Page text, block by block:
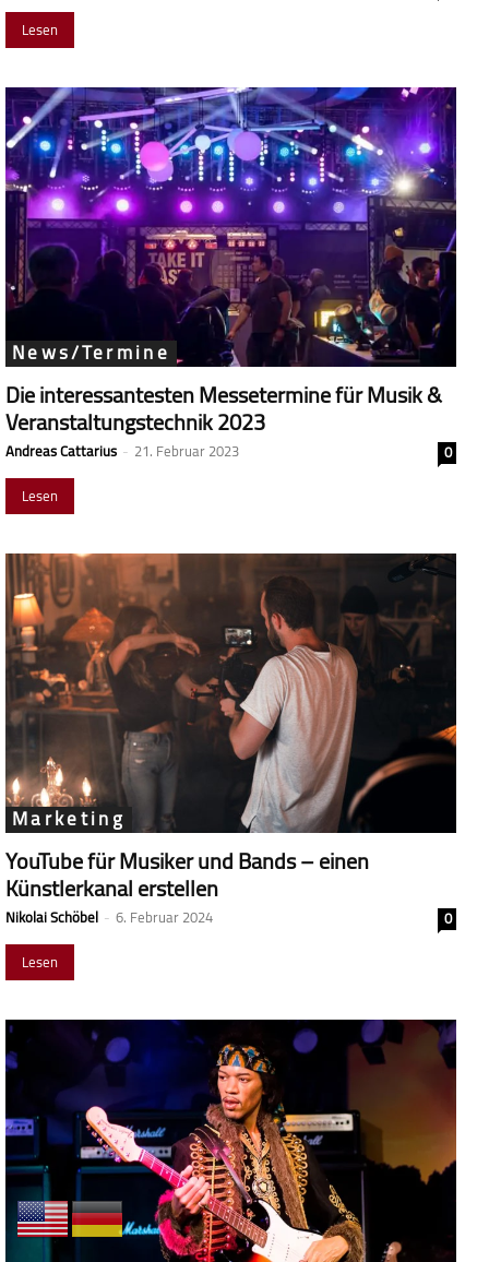
Lesen
News/Termine
Die interessantesten Messetermine für Musik &
Veranstaltungstechnik 2023
Andreas Cattarius - 21. Februar 2023
0
Lesen
Marketing
YouTube für Musiker und Bands – einen
Künstlerkanal erstellen
Nikolai Schöbel - 6. Februar 2024
0
Lesen